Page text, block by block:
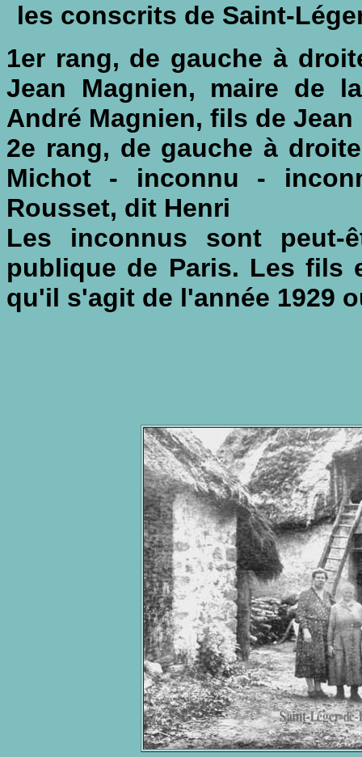
les conscrits de Saint-
1er rang, de gauche à
Jean Magnien, maire de
André Magnien, fils de Jean
2e rang, de gauche à
Michot - inconnu -
Rousset, dit Henri
Les inconnus sont peut-
publique de Paris. Les
qu'il s'agit de l'année 1929